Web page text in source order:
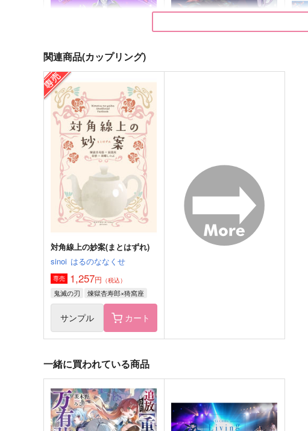
Living Guide 2
４月
660円（税込）
ロナルド×ドラルク
サンプル 作品詳細
黒死牟×女夢主
サンプル 作品詳細
ななパン工房～七丁目三番地
のパン屋さん～（ノベルティ
付）
ななパン工房
ななパン工房～七丁目三番地
のパン屋さん～(ノベルティな
し)
ななパン工房
関連商品(カップリング)
対角線上の妙案(まとはずれ)
sinoi はるのななくせ
専売 1,257円 （税込）
鬼滅の刃 煉獄杏寿郎×猗窩座
サンプル カート
一緒に買われている商品